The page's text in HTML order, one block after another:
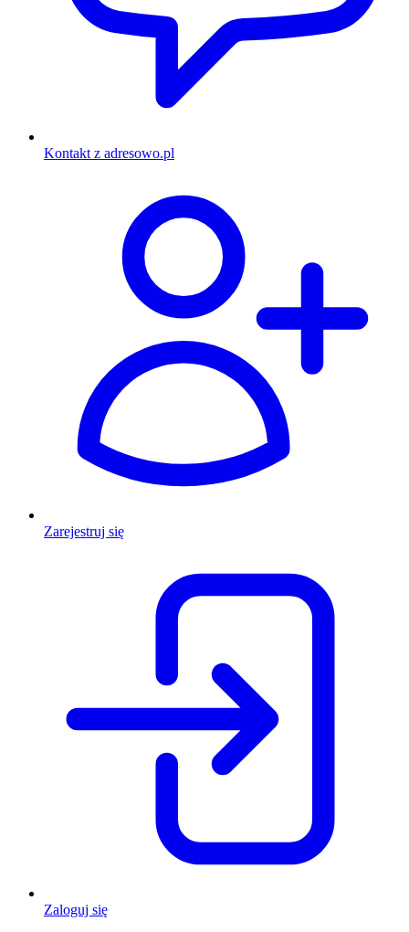
Kontakt z adresowo.pl
Zarejestruj się
Zaloguj się